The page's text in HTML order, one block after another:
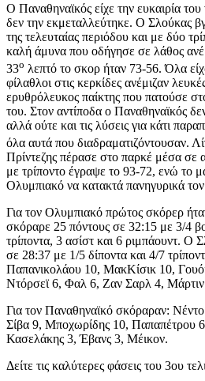
Ο Παναθηναϊκός είχε την ευκαιρία
δεν την εκμεταλλεύτηκε. Ο Σλούκας
της τελευταίας περιόδου και με δύο
καλή άμυνα που οδήγησε σε λάθος
33ο λεπτό το σκορ ήταν 73-56. Όλα
φίλαθλοι στις κερκίδες ανέμιζαν
ερυθρόλευκος παίκτης που πατούσε
του. Στον αντίποδα ο Παναθηναϊκός
αλλά ούτε και τις λύσεις για κάτι
όλα αυτά που διαδραματιζόντουσαν.
Πρίντεζης πέρασε στο παρκέ μέσα
με τρίποντο έγραψε το 93-72, ενώ το
Ολυμπιακό να κατακτά πανηγυρικά
Για τον Ολυμπιακό πρώτος σκόρερ
σκόραρε 25 πόντους σε 32:15 με 3/4
τρίποντα, 3 ασίστ και 6 ριμπάουντ. Ο
σε 28:37 με 1/5 δίποντα και 4/7
Παπανικολάου 10, ΜακΚίσικ 10,
Ντόρσεϊ 6, Φαλ 6, Ζαν Σαρλ 4, Μάρτιν
Για τον Παναθηναϊκό σκόραραν:
Σίβα 9, Μποχωρίδης 10, Παπαπέτρου
Κασελάκης 3, Έβανς 3, Μέικον.
Δείτε τις καλύτερες φάσεις του 3ου